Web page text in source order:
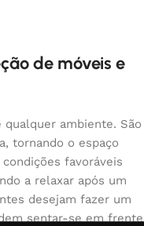
de móveis e
ambiente. São
tornando o espaço
favoráveis
a relaxar após um
desejam fazer um
sentar-se em frente